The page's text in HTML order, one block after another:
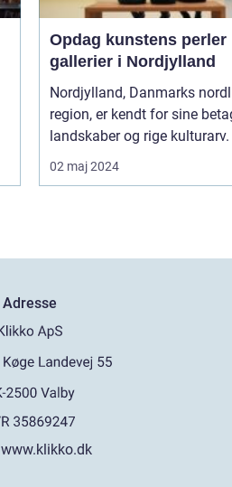
Opdag kunstens perler
gallerier i Nordjylland
Nordjylland, Danmarks
region, er kendt for sine
landskaber og rige kulturarv.
02 maj 2024
Adresse
www.klikko.dk